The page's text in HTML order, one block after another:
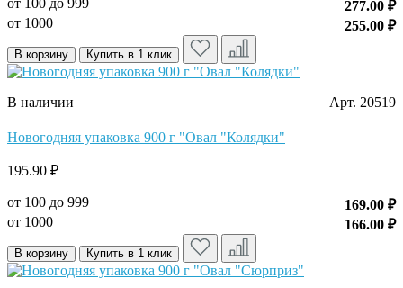
от 100 до 999
277.00 ₽
от 1000
255.00 ₽
В корзину Купить в 1 клик
В наличии Арт. 20519
Новогодняя упаковка 900 г "Овал "Колядки"
195.90 ₽
от 100 до 999
169.00 ₽
от 1000
166.00 ₽
В корзину Купить в 1 клик